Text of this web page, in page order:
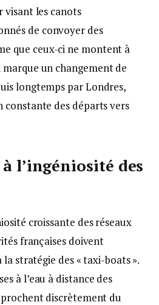
visant les canots
de convoyer des
que ceux-ci ne montent à
un changement de
longtemps par Londres,
constante des départs vers
l’ingéniosité des
croissante des réseaux
françaises doivent
stratégie des « taxi-boats ».
à l’eau à distance des
discrètement du